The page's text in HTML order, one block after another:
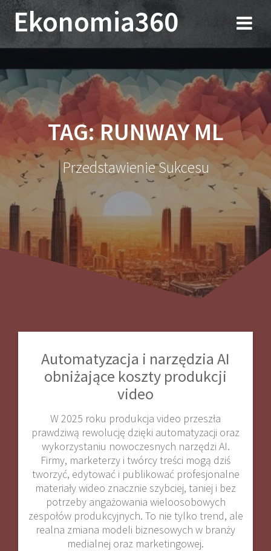
do
treści
Ekonomia360
TAG:RUNWAY ML
Przedstawienie Sukcesu
Automatyzacja i narzędzia AI
obniżające koszty produkcji
video
W 2025 roku produkcja video przeszła
prawdziwą rewolucję dzięki automatyzacji oraz
wykorzystaniu nowoczesnych narzędzi AI.
Firmy, marketerzy i twórcy treści mogą dziś
tworzyć, edytować i publikować profesjonalne
materiały wideo znacznie szybciej, taniej i bez
potrzeby angażowania wieloosobowych
zespołów produkcyjnych. To nie tylko trend, ale
realna zmiana modeli biznesowych w branży
medialnej oraz marketingowej.